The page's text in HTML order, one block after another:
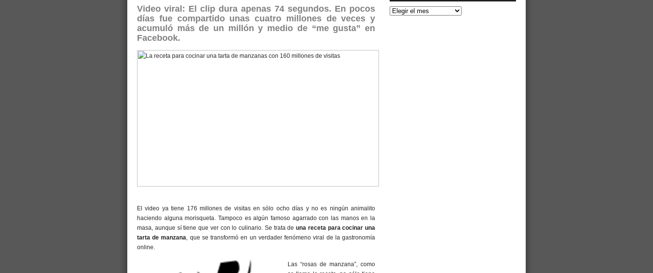
Video viral: El clip dura apenas 74 segundos. En pocos
días fue compartido unas cuatro millones de veces y
acumuló más de un millón y medio de “me gusta” en
Facebook.
El video ya tiene 176 millones de visitas en sólo ocho días y no es ningún animalito
haciendo alguna morisqueta. Tampoco es algún famoso agarrado con las manos en la
masa, aunque sí tiene que ver con lo culinario. Se trata de una receta para cocinar una
tarta de manzana, que se transformó en un verdader fenómeno viral de la gastronomía
online.
Las “rosas de manzana”, como
Historial